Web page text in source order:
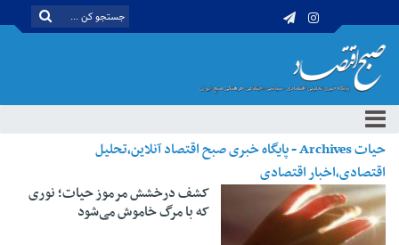
حیات Archives - پایگاه خبری صبح اقتصاد آنلاین،تحلیل
اقتصادی،اخبار اقتصادی
کشف درخشش مرموز حیات؛ نوری
که با مرگ خاموش می‌شود